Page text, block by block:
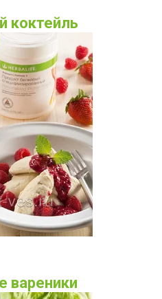
коктейль
вареники